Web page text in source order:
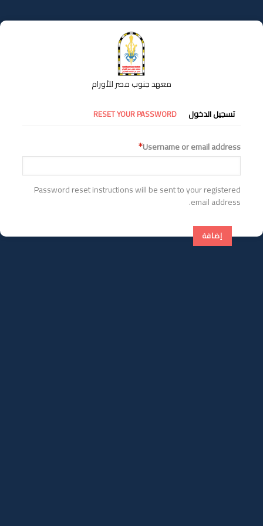
إلى
المحتوى
معهد جنوب مصر للأورام
التبويبات
الأساسية
تسجيل الدخول RESET YOUR PASSWORD
Username or email address
Password reset instructions will be sent to your registered
email address.